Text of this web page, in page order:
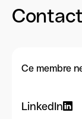
Contact
Ce membre
LinkedIn